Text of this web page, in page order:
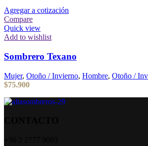
Agregar a cotización
Compare
Quick view
Add to wishlist
Sombrero Texano
Mujer, Otoño / Invierno, Hombre, Otoño /
$75.900